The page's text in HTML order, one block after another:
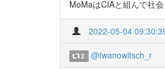
MoMaはCIAと組んで社
2022-05-04
2 @Iwanowitsch_r